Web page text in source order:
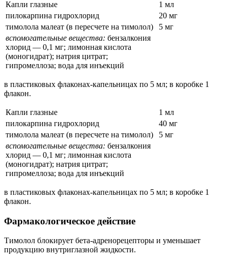
Капли глазные
1 мл
пилокарпина гидрохлорид
20 мг
тимолола малеат (в пересчете на тимолол)
5 мг
вспомогательные вещества: бензалкония
хлорид — 0,1 мг; лимонная кислота
(моногидрат); натрия цитрат;
гипромеллоза; вода для инъекций
в пластиковых флаконах-капельницах по 5 мл; в коробке 1
флакон.
Капли глазные
1 мл
пилокарпина гидрохлорид
40 мг
тимолола малеат (в пересчете на тимолол)
5 мг
вспомогательные вещества: бензалкония
хлорид — 0,1 мг; лимонная кислота
(моногидрат); натрия цитрат;
гипромеллоза; вода для инъекций
в пластиковых флаконах-капельницах по 5 мл; в коробке 1
флакон.
Фармакологическое действие
Тимолол блокирует бета-адренорецепторы и уменьшает
продукцию внутриглазной жидкости.